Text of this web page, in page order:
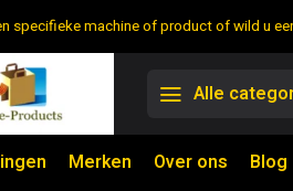
specifieke machine of product of wild u
Alle
Merken Over ons Blog